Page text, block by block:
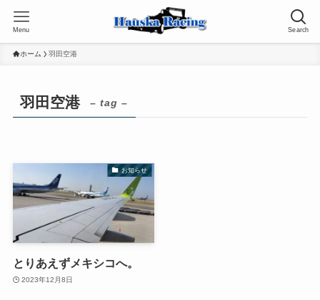
Search
Menu
ホーム 羽田空港
羽田空港 – tag –
お知らせ
とりあえずメキシコへ。
2023年12月8日